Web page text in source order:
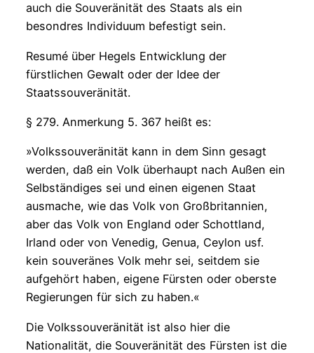
auch die Souveränität des Staats als ein
besondres Individuum befestigt sein.
Resumé über Hegels Entwicklung der
fürstlichen Gewalt oder der Idee der
Staatssouveränität.
§ 279. Anmerkung 5. 367 heißt es:
»Volkssouveränität kann in dem Sinn gesagt
werden, daß ein Volk überhaupt nach Außen ein
Selbständiges sei und einen eigenen Staat
ausmache, wie das Volk von Großbritannien,
aber das Volk von England oder Schottland,
Irland oder von Venedig, Genua, Ceylon usf.
kein souveränes Volk mehr sei, seitdem sie
aufgehört haben, eigene Fürsten oder oberste
Regierungen für sich zu haben.«
Die Volkssouveränität ist also hier die
Nationalität, die Souveränität des Fürsten ist die